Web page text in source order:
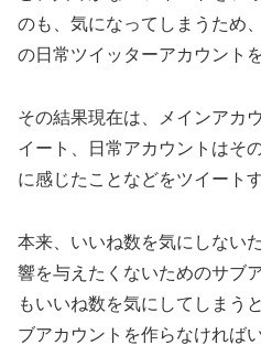
のも、気になってしまうため
の日常ツイッターアカウント
その結果現在は、メインアカ
イート、日常アカウントはそ
に感じたことなどをツイート
本来、いいね数を気にしない
響を与えたくないためのサブ
もいいね数を気にしてしまう
ブアカウントを作らなければ